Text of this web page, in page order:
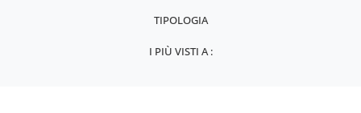
TIPOLOGIA
I PIÙ VISTI A :